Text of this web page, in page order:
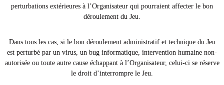
perturbations extérieures à l’Organisateur qui pourraient affecter le bon
déroulement du Jeu.
Dans tous les cas, si le bon déroulement administratif et technique du Jeu
est perturbé par un virus, un bug informatique, intervention humaine non-
autorisée ou toute autre cause échappant à l’Organisateur, celui-ci se réserve
le droit d’interrompre le Jeu.